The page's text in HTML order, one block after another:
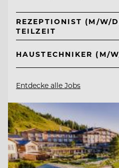
REZEPTIONIST (M/W/
TEILZEIT
HAUSTECHNIKER (M/
Entdecke alle Jobs